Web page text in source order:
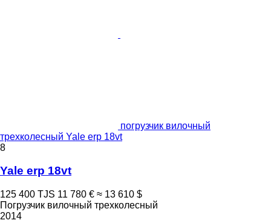
погрузчик вилочный
трехколесный Yale erp 18vt
8
Yale erp 18vt
125 400 TJS 11 780 € ≈ 13 610 $
Погрузчик вилочный трехколесный
2014